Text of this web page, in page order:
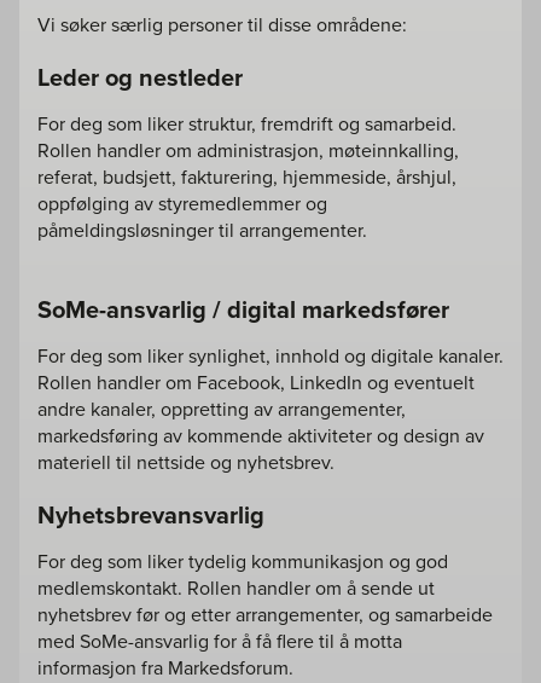
Vi søker særlig personer til disse områdene:
Leder og nestleder
For deg som liker struktur, fremdrift og samarbeid.
Rollen handler om administrasjon, møteinnkalling,
referat, budsjett, fakturering, hjemmeside, årshjul,
oppfølging av styremedlemmer og
påmeldingsløsninger til arrangementer.
SoMe-ansvarlig / digital markedsfører
For deg som liker synlighet, innhold og digitale kanaler.
Rollen handler om Facebook, LinkedIn og eventuelt
andre kanaler, oppretting av arrangementer,
markedsføring av kommende aktiviteter og design av
materiell til nettside og nyhetsbrev.
Nyhetsbrevansvarlig
For deg som liker tydelig kommunikasjon og god
medlemskontakt. Rollen handler om å sende ut
nyhetsbrev før og etter arrangementer, og samarbeide
med SoMe-ansvarlig for å få flere til å motta
informasjon fra Markedsforum.